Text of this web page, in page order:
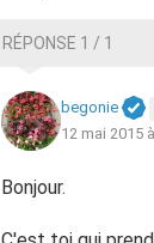
RÉPONSE 1 / 1
begonie
12 mai 2015
Bonjour.